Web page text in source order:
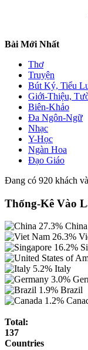
Bài Mới Nhất
Thơ
Truyện
Bút Ký, Tiểu
Giới-Thiệu,
Biên-Khảo
Đa Ngôn-Ngữ
Nhạc
Y-Học
Ngàn Hoa
Đạo Giáo
Đang có 920 khách
Thống-Kê Vào
27.3% China
26.3%
16.2%
5.2% Italy
3.0%
1.9% Brazil
1.2%
Total:
137
Countries